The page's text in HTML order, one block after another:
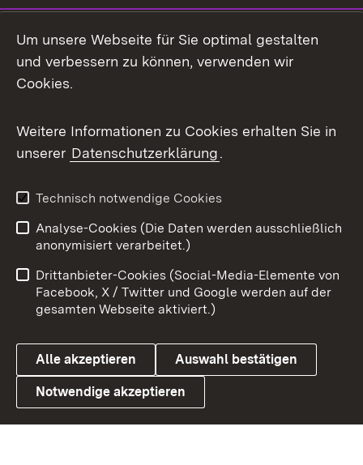
Facebook
X / Twitter
Youtube
Link zum Landesportal
Impressum
Kontakt
Barrierefreiheit
Datenschutz
Cookies
Um unsere Webseite für Sie optimal gestalten
und verbessern zu können, verwenden wir
Cookies.
Weitere Informationen zu Cookies erhalten Sie in
unserer Datenschutzerklärung.
Technisch notwendige Cookies
Analyse-Cookies (Die Daten werden ausschließlich
anonymisiert verarbeitet.)
Drittanbieter-Cookies (Social-Media-Elemente von
Facebook, X / Twitter und Google werden auf der
gesamten Webseite aktiviert.)
Alle akzeptieren Auswahl bestätigen
Notwendige akzeptieren